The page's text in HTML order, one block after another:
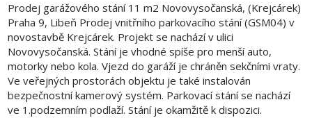
Prodej garážového stání 11 m2 Novovysočanská, (Krejcárek)
Praha 9, Libeň Prodej vnitřního parkovacího stání (GSM04) v
novostavbě Krejcárek. Projekt se nachází v ulici
Novovysočanská. Stání je vhodné spíše pro menší auto,
motorky nebo kola. Vjezd do garáží je chráněn sekčními vraty.
Ve veřejných prostorách objektu je také instalován
bezpečnostní kamerový systém. Parkovací stání se nachází
ve 1.podzemním podlaží. Stání je okamžitě k dispozici.